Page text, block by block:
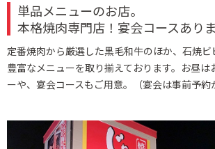
単品メニューのお店。
本格焼肉専門店！宴会コースありま
定番焼肉から厳選した黒毛和牛のほか、石焼
豊富なメニューを取り揃えております。お昼は
ーや、宴会コースもご用意。（宴会は事前予約